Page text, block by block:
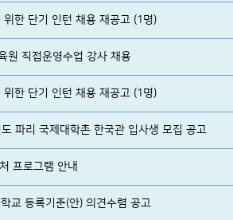
위한 단기 인턴 채용 재공고 (1명)
원 직접운영수업 강사 채용
위한 단기 인턴 채용 재공고 (1명)
파리 국제대학촌 한국관 입사생 모집 공고
프로그램 안내
교 등록기준(안) 의견수렴 공고